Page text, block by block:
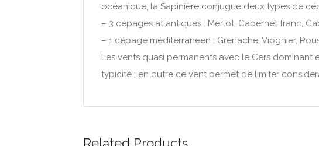
océanique, la Sapinière conjugue deux types de
– 3 cépages atlantiques : Merlot, Cabernet franc,
– 1 cépage méditerranéen : Grenache, Viognier,
Les vents quasi permanents avec le Cers
typicité ; en outre ce vent permet de limiter
Related Products